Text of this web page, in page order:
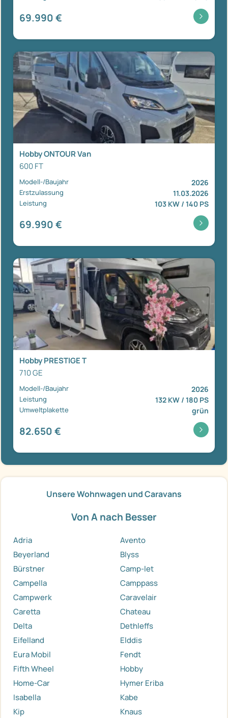
69.990 €
Hobby ONTOUR Van
600 FT
Modell-/Baujahr 2026
Erstzulassung 11.03.2026
Leistung 103 KW / 140 PS
69.990 €
Hobby PRESTIGE T
710 GE
Modell-/Baujahr 2026
Leistung 132 KW / 180 PS
Umweltplakette grün
82.650 €
Unsere Wohnwagen und Caravans
Von A nach Besser
Adria
Avento
Beyerland
Blyss
Bürstner
Camp-let
Campella
Camppass
Campwerk
Caravelair
Caretta
Chateau
Delta
Dethleffs
Eifelland
Elddis
Eura Mobil
Fendt
Fifth Wheel
Hobby
Home-Car
Hymer Eriba
Isabella
Kabe
Kip
Knaus